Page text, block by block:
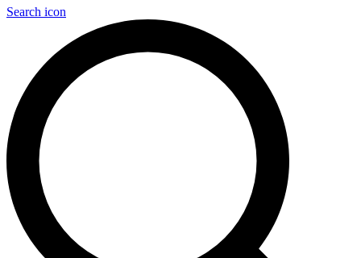
Search icon